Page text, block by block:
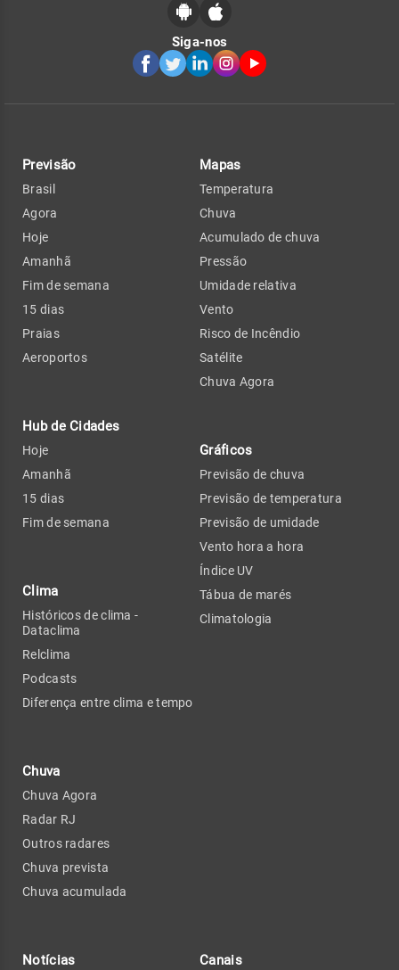
Siga-nos
Previsão
Brasil
Agora
Hoje
Amanhã
Fim de semana
15 dias
Praias
Aeroportos
Hub de Cidades
Hoje
Amanhã
15 dias
Fim de semana
Clima
Históricos de clima -
Dataclima
Relclima
Podcasts
Diferença entre clima e tempo
Chuva
Chuva Agora
Radar RJ
Outros radares
Chuva prevista
Chuva acumulada
Mapas
Temperatura
Chuva
Acumulado de chuva
Pressão
Umidade relativa
Vento
Risco de Incêndio
Satélite
Chuva Agora
Gráficos
Previsão de chuva
Previsão de temperatura
Previsão de umidade
Vento hora a hora
Índice UV
Tábua de marés
Climatologia
Notícias Canais